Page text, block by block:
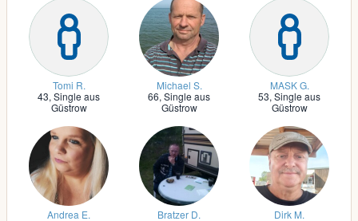
Tomi R.
43, Single aus
Güstrow
Michael S.
66, Single aus
Güstrow
MASK G.
53, Single aus
Güstrow
Andrea E.
Bratzer D.
Dirk M.